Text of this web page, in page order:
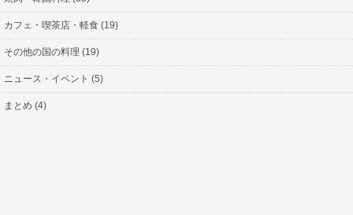
カフェ・喫茶店・軽食 (19)
その他の国の料理 (19)
ニュース・イベント (5)
まとめ (4)